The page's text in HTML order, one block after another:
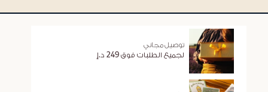
توصيل مجاني
لجميع الطلبات فوق 249 د.إ